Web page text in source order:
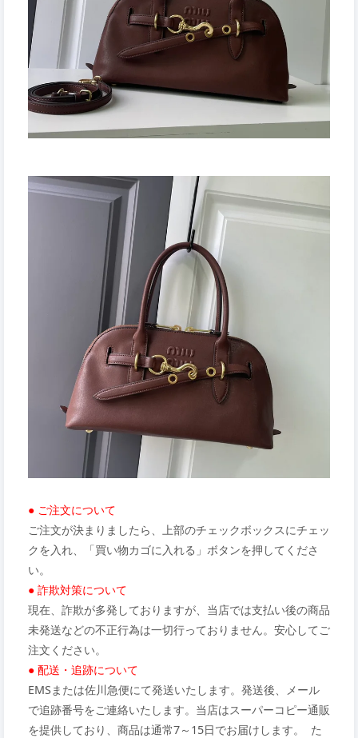
● ご注文について
ご注文が決まりましたら、上部のチェックボックスにチェッ
クを入れ、「買い物カゴに入れる」ボタンを押してくださ
い。
● 詐欺対策について
現在、詐欺が多発しておりますが、当店では支払い後の商品
未発送などの不正行為は一切行っておりません。安心してご
注文ください。
● 配送・追跡について
EMSまたは佐川急便にて発送いたします。発送後、メール
で追跡番号をご連絡いたします。当店はスーパーコピー通販
を提供しており、商品は通常7～15日でお届けします。 た